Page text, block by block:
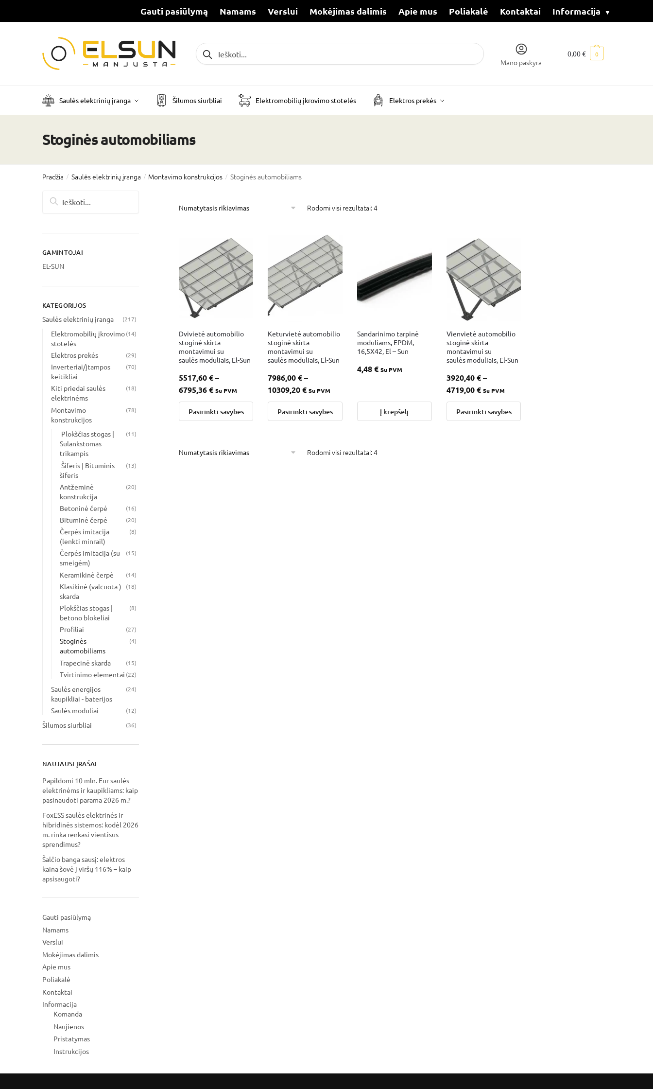
Gauti pasiūlymą Namams Verslui Mokėjimas dalimis Apie mus Poliakalė Kontaktai Informacija
Ieškoti
Mano paskyra
0,00€ 0
Saulės elektrinių įranga Šilumos siurbliai Elektromobilių įkrovimo stotelės Elektros prekės
Stoginės automobiliams
Pradžia / Saulės elektrinių įranga / Montavimo konstrukcijos / Stoginės automobiliams
Rodomi visi rezultatai: 4
Dvivietė automobilio
stoginė skirta
montavimui su
saulės moduliais, El-Sun
5517,60€–
6795,36€ Su PVM
Pasirinkti savybes
Keturvietė automobilio
stoginė skirta
montavimui su
saulės moduliais, El-Sun
7986,00€ –
10309,20€ Su PVM
Pasirinkti savybes
Sandarinimo tarpinė
moduliams, EPDM,
16,5X42, El – Sun
4,48€ Su PVM
Į krepšelį
Vienvietė automobilio
stoginė skirta
montavimui su
saulės moduliais, El-Sun
3920,40€ –
4719,00€ Su PVM
Pasirinkti savybes
Rodomi visi rezultatai: 4
Ieškoti
GAMINTOJAI
EL-SUN
KATEGORIJOS
Saulės elektrinių įranga
(217)
Elektromobilių įkrovimo
stotelės
(14)
Elektros prekės (29)
Inverteriai/įtampos
keitikliai
(70)
Kiti priedai saulės
elektrinėms
(18)
Montavimo
konstrukcijos
(78)
Plokščias stogas |
Sulankstomas
trikampis
(11)
Šiferis | Bituminis
šiferis
(13)
Antžeminė
konstrukcija
(20)
Betoninė čerpė (16)
Bituminė čerpė (20)
Čerpės imitacija
(lenkti minrail)
(8)
Čerpės imitacija (su
smeigėm)
(15)
Keramikinė čerpė (14)
Klasikinė (valcuota )
skarda
(18)
Plokščias stogas |
betono blokeliai
(8)
Profiliai (27)
Stoginės
automobiliams
(4)
Trapecinė skarda (15)
Tvirtinimo elementai (22)
Saulės energijos
kaupikliai - baterijos
(24)
Saulės moduliai (12)
Šilumos siurbliai (36)
NAUJAUSI ĮRAŠAI
Papildomi 10 mln. Eur saulės
elektrinėms ir kaupikliams: kaip
pasinaudoti parama 2026 m.?
FoxESS saulės elektrinės ir
hibridinės sistemos: kodėl 2026
m. rinka renkasi vientisus
sprendimus?
Šalčio banga sausį: elektros
kaina šovė į viršų 116% – kaip
apsisaugoti?
Gauti pasiūlymą
Namams
Verslui
Mokėjimas dalimis
Apie mus
Poliakalė
Kontaktai
Informacija
Komanda
Naujienos
Pristatymas
Instrukcijos